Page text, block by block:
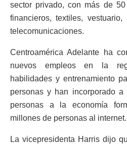
sector privado, con más de
financieros, textiles,
telecomunicaciones.
Centroamérica Adelante ha
nuevos empleos en la
habilidades y entrenamiento
personas y han incorporado
personas a la economía
millones de personas al internet.
La vicepresidenta Harris dijo